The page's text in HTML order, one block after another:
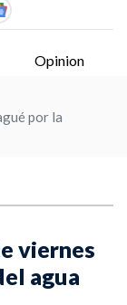
Opinion
por la
viernes
agua